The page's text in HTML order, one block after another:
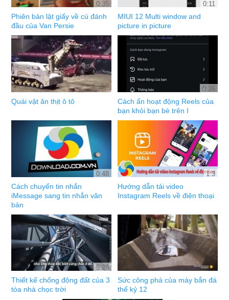
0:35
Phiên bản lật giấy về cú đánh
đầu của Van Persie
0:11
MIUI 12 Multi window and
picture in picture
Quái vật ăn thịt ô tô
0:26
Cách ẩn hoạt động Reels của
bạn khỏi bạn bè trên I
0:48
Cách chuyển tin nhắn
iMessage sang tin nhắn văn
bản
1:3
Hướng dẫn tải video
Instagram Reels về điện thoại
5:26
Thiết kế chống động đất của 3
tòa nhà chọc trời
Sức công phá của máy bắn đá
thế kỷ 12